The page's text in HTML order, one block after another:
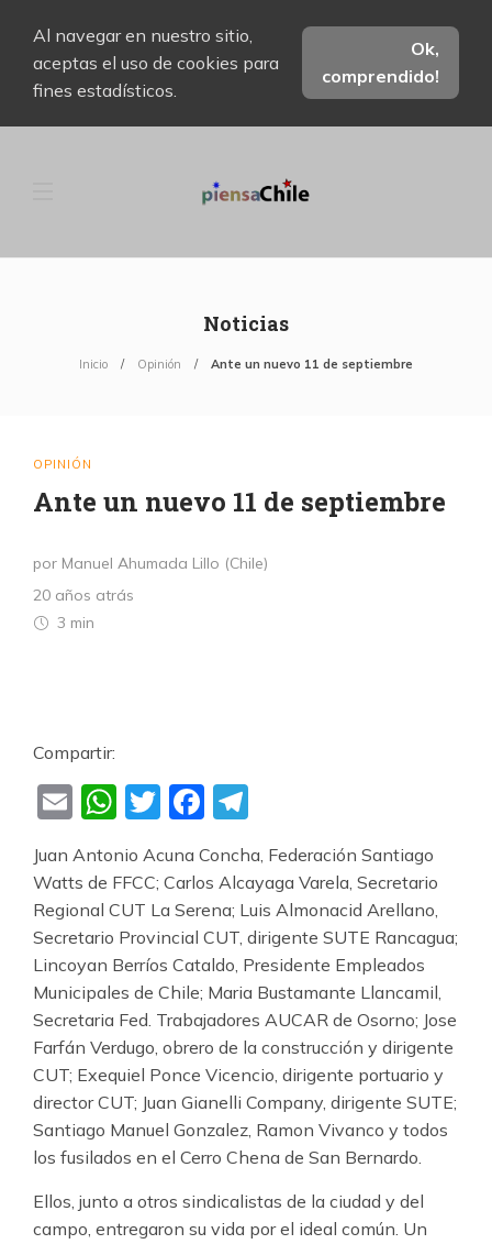
Al navegar en nuestro sitio,
aceptas el uso de cookies para
fines estadísticos.
Ok,
comprendido!
Noticias
Inicio Opinión Ante un nuevo 11 de septiembre
OPINIÓN
Ante un nuevo 11 de septiembre
por Manuel Ahumada Lillo (Chile)
20 años atrás
3 min
Compartir:
EmailWhatsApp
TwitterFacebook
Juan Antonio Acuna Concha, Federación Santiago
Watts de FFCC; Carlos Alcayaga Varela, Secretario
Regional CUT La Serena; Luis Almonacid Arellano,
Secretario Provincial CUT, dirigente SUTE Rancagua;
Lincoyan Berríos Cataldo, Presidente Empleados
Municipales de Chile; Maria Bustamante Llancamil,
Secretaria Fed. Trabajadores AUCAR de Osorno; Jose
Farfán Verdugo, obrero de la construcción y dirigente
CUT; Exequiel Ponce Vicencio, dirigente portuario y
director CUT; Juan Gianelli Company, dirigente SUTE;
Santiago Manuel Gonzalez, Ramon Vivanco y todos
los fusilados en el Cerro Chena de San Bernardo.
Ellos, junto a otros sindicalistas de la ciudad y del
campo, entregaron su vida por el ideal común. Un